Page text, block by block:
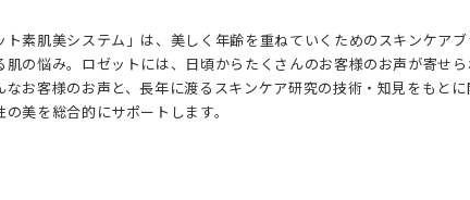
〔保湿成分〕 *7 加水分解コラーゲン〔保湿成分〕 *8 水溶性コラーゲ
保湿成分〕 *11 プラセンタ脂質〔皮フ保護成分〕 *12 ダイズ胎座エキ
メ発酵物〔保湿成分〕 *16 角層まで
ト素肌美システム」は、美しく年齢を重ねていくためのスキンケ
肌の悩み。ロゼットには、日頃からたくさんのお客様のお声が寄せ
なお客様のお声と、長年に渡るスキンケア研究の技術・知見をもと
の美を総合的にサポートします。